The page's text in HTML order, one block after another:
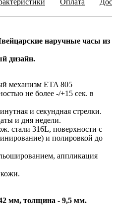
Оплата
наручные часы из
дизайн.
механизм ETA 805
не более -/+15 сек. в
и секундная стрелки.
и дня недели.
стали 316L, поверхности с
и полировкой до
аппликация
мм, толщина - 9,5 мм.